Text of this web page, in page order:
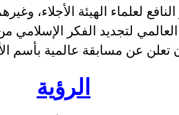
لعلماء الهيئة الأجلاء،
العالمي لتجديد الفكر
أن تعلن عن مسابقة عالمية بأسم
الرؤية